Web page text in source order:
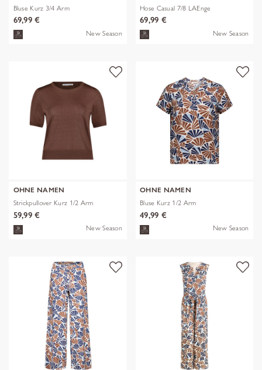
Bluse Kurz 3/4 Arm
69,99 €
New Season
Hose Casual 7/8 LAEnge
69,99 €
New Season
OHNE NAMEN
Strickpullover Kurz 1/2 Arm
59,99 €
New Season
OHNE NAMEN
Bluse Kurz 1/2 Arm
49,99 €
New Season